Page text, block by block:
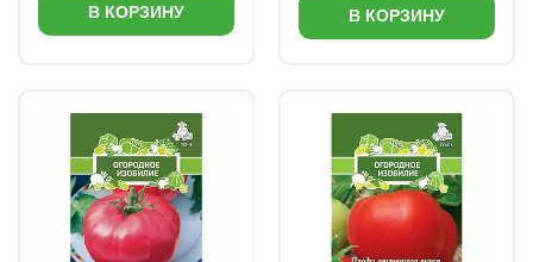
В КОРЗИНУ В КОРЗИНУ